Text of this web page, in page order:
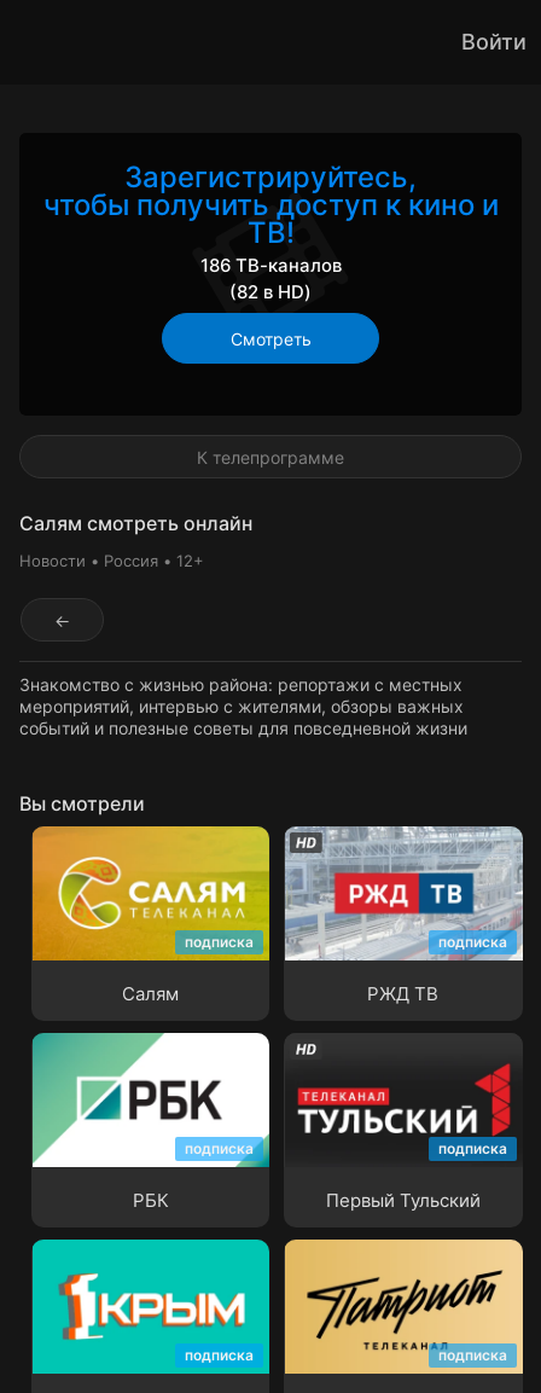
Войти
Зарегистрируйтесь,
чтобы получить доступ к кино и
ТВ!
186 ТВ-каналов
(82 в HD)
Смотреть
К телепрограмме
Салям смотреть онлайн
Новости Россия 12+
←
Знакомство с жизнью района: репортажи с местных
мероприятий, интервью с жителями, обзоры важных
событий и полезные советы для повседневной жизни
Вы смотрели
подписка
Салям
подписка
РЖД ТВ
РЖД ТВ
подписка
РБК
РБК
подписка
Первый Тульский
подписка
Первый Крымский подписка